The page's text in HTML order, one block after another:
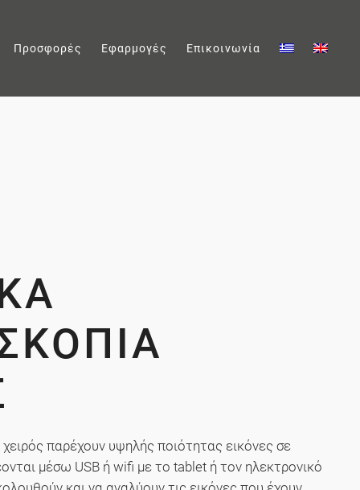
Προσφορές Εφαρμογές Επικοινωνία
παρέχουν υψηλής ποιότητας εικόνες σε
μέσω USB ή wifi με το tablet ή τον ηλεκτρονικό